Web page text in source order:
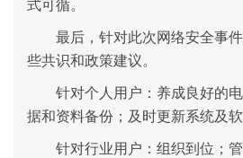
式可循。
最后，针对此次网络安全事
些共识和政策建议。
针对个人用户： 养成良好的
据和资料备份； 及时更新系统及软
针对行业用户： 组织到位；